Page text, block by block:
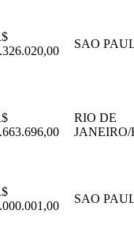
SAO
RIO DE
JANEIRO/
SAO